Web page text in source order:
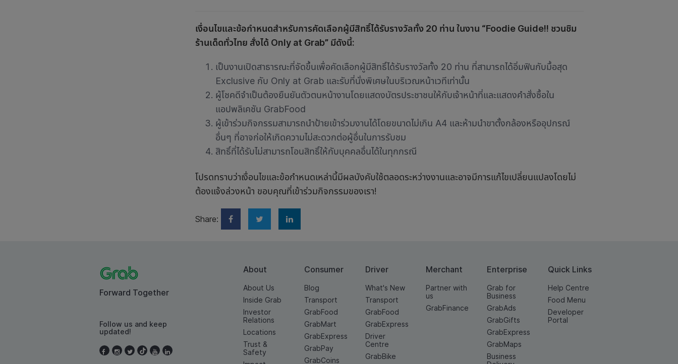
เงื่อนไขและข้อกำหนดสำหรับการคัดเลือกผู้มีสิทธิ์ได้รับรางวัลทั้ง 20 ท่าน ในงาน “Foodie Guide!! ชวนชิม
ร้านเด็ดทั่วไทย สั่งได้ Only at Grab” มีดังนี้:
เป็นงานเปิดสาธารณะที่จัดขึ้นเพื่อคัดเลือกผู้มีสิทธิ์ได้รับรางวัลทั้ง 20 ท่าน ที่สามารถได้อิ่มฟินกับมื้อสุด
Exclusive กับ Only at Grab และรับที่นั่งพิเศษในบริเวณหน้าเวทีเท่านั้น
ผู้โชคดีจำเป็นต้องยืนยันตัวตนหน้างานโดยแสดงบัตรประชาชนให้กับเจ้าหน้าที่และแสดงคำสั่งซื้อใน
แอปพลิเคชัน GrabFood
ผู้เข้าร่วมกิจกรรมสามารถนำป้ายเข้าร่วมงานได้โดยขนาดไม่เกิน A4 และห้ามนำขาตั้งกล้องหรืออุปกรณ์
อื่นๆ ที่อาจก่อให้เกิดความไม่สะดวกต่อผู้อื่นในการรับชม
สิทธิ์ที่ได้รับไม่สามารถโอนสิทธิ์ให้กับบุคคลอื่นได้ในทุกกรณี
โปรดทราบว่าเงื่อนไขและข้อกำหนดเหล่านี้มีผลบังคับใช้ตลอดระหว่างงานและอาจมีการแก้ไขเปลี่ยนแปลงโดยไม่
ต้องแจ้งล่วงหน้า ขอบคุณที่เข้าร่วมกิจกรรมของเรา!
Share:
Forward Together
Follow us and keep
updated!
About
About Us
Inside Grab
Investor
Relations
Locations
Trust &
Safety
Consumer
Blog
Transport
GrabFood
GrabMart
GrabExpress
GrabPay
GrabCoins
Driver
What's New
Transport
GrabFood
GrabExpress
Driver
Centre
GrabBike
Merchant
Partner with
us
GrabFinance
Enterprise
Grab for
Business
GrabAds
GrabGifts
GrabExpress
GrabMaps
Business
Quick Links
Help Centre
Food Menu
Developer
Portal